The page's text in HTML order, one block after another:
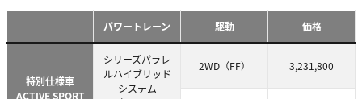
パワートレーン 駆動 価格
特別仕様車
ACTIVE SPORT
シリーズパラレ
ルハイブリッド
システム
2WD（FF） 3,231,800